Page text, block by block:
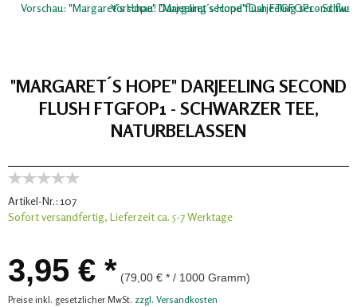
"MARGARET´S HOPE" DARJEELING SECOND
FLUSH FTGFOP1 - SCHWARZER TEE,
NATURBELASSEN
Artikel-Nr.: 107
Sofort versandfertig, Lieferzeit ca. 5-7 Werktage
3,95 € * (79,00 € * / 1000 Gramm)
Preise inkl. gesetzlicher MwSt. zzgl. Versandkosten